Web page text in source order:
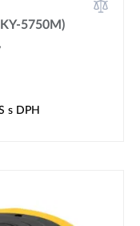
5750M)
s DPH